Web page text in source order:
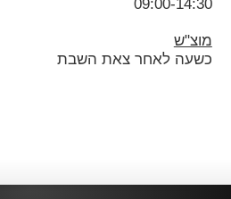
09:00-14:30
מוצ"ש
כשעה לאחר צאת השבת